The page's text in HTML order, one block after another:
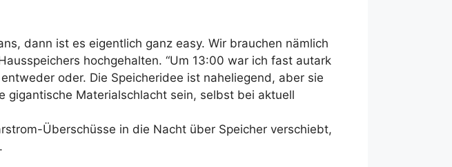
dann ist es eigentlich ganz easy. Wir brauchen nämlich
hochgehalten. “Um 13:00 war ich fast autark
oder. Die Speicheridee ist naheliegend, aber sie
Materialschlacht sein, selbst bei aktuell
Überschüsse in die Nacht über Speicher verschiebt,